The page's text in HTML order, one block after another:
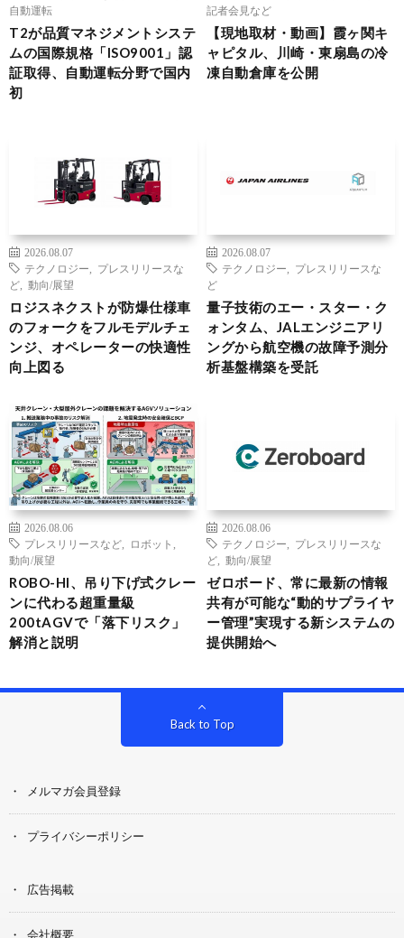
自動運転
T2が品質マネジメントシステ
ムの国際規格「ISO9001」認
証取得、自動運転分野で国内
初
記者会見など
【現地取材・動画】霞ヶ関キ
ャピタル、川崎・東扇島の冷
凍自動倉庫を公開
2026.08.07
テクノロジー
プレスリリースな
ど
動向/展望
ロジスネクストが防爆仕様車
のフォークをフルモデルチェ
ンジ、オペレーターの快適性
向上図る
2026.08.07
テクノロジー
プレスリリースな
ど
量子技術のエー・スター・ク
ォンタム、JALエンジニアリ
ングから航空機の故障予測分
析基盤構築を受託
2026.08.06
プレスリリースなど
ロボット
動向/展望
ROBO-HI、吊り下げ式クレー
ンに代わる超重量級
200tAGVで「落下リスク」
解消と説明
2026.08.06
テクノロジー
プレスリリースな
ど
動向/展望
ゼロボード、常に最新の情報
共有が可能な“動的サプライヤ
ー管理”実現する新システムの
提供開始へ
Back to Top
メルマガ会員登録
プライバシーポリシー
広告掲載
会社概要